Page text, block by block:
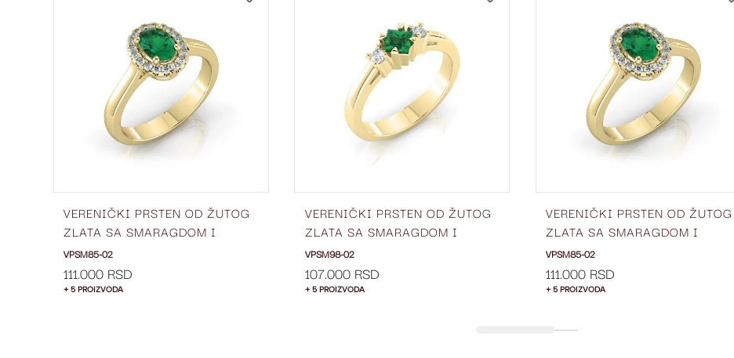
VERENIČKI PRSTEN OD ŽUTOG
ZLATA SA SMARAGDOM I
DIJAMANTIMA SA STRANE
VPSM85-02
VPSM85-02
111.000 RSD
+ 5 PROIZVODA
VERENIČKI PRSTEN OD ŽUTOG
ZLATA SA SMARAGDOM I
DIJAMANTIMA SA STRANE
VPSM98-02
VPSM98-02
107.000 RSD
+ 5 PROIZVODA
VERENIČKI PRSTEN OD ŽUTOG
ZLATA SA SMARAGDOM I
DIJAMANTIMA SA STRANE
VPSM85-02
VPSM85-02
111.000 RSD
+ 5 PROIZVODA